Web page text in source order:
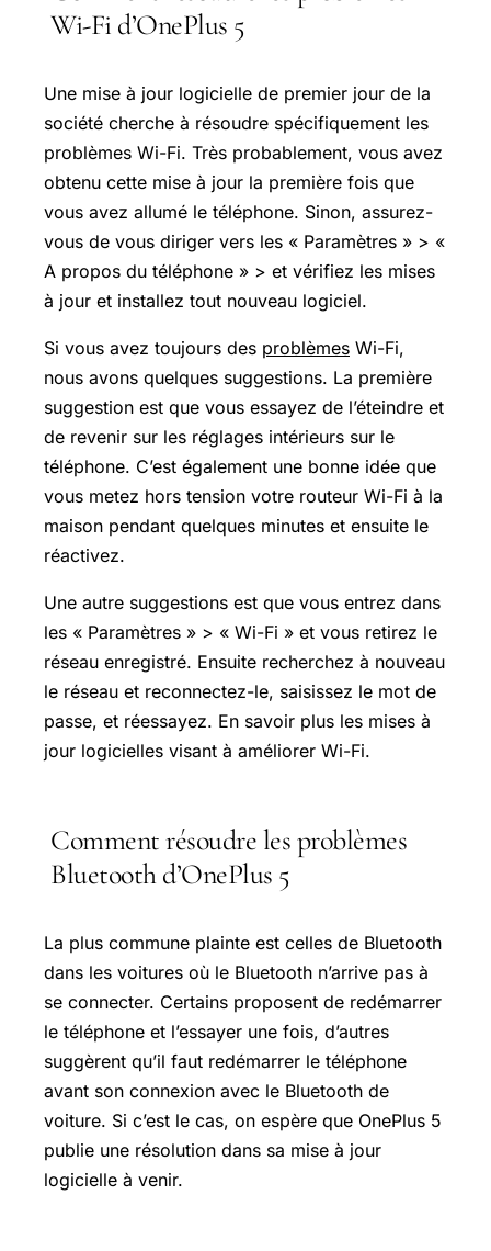
Wi-Fi d’OnePlus 5
Une mise à jour logicielle de premier jour de la
société cherche à résoudre spécifiquement les
problèmes Wi-Fi. Très probablement, vous avez
obtenu cette mise à jour la première fois que
vous avez allumé le téléphone. Sinon, assurez-
vous de vous diriger vers les « Paramètres » > «
A propos du téléphone » > et vérifiez les mises
à jour et installez tout nouveau logiciel.
Si vous avez toujours des problèmes Wi-Fi,
nous avons quelques suggestions. La première
suggestion est que vous essayez de l’éteindre et
de revenir sur les réglages intérieurs sur le
téléphone. C’est également une bonne idée que
vous metez hors tension votre routeur Wi-Fi à la
maison pendant quelques minutes et ensuite le
réactivez.
Une autre suggestions est que vous entrez dans
les « Paramètres » > « Wi-Fi » et vous retirez le
réseau enregistré. Ensuite recherchez à nouveau
le réseau et reconnectez-le, saisissez le mot de
passe, et réessayez. En savoir plus les mises à
jour logicielles visant à améliorer Wi-Fi.
Comment résoudre les problèmes
Bluetooth d’OnePlus 5
La plus commune plainte est celles de Bluetooth
dans les voitures où le Bluetooth n’arrive pas à
se connecter. Certains proposent de redémarrer
le téléphone et l’essayer une fois, d’autres
suggèrent qu’il faut redémarrer le téléphone
avant son connexion avec le Bluetooth de
voiture. Si c’est le cas, on espère que OnePlus 5
publie une résolution dans sa mise à jour
logicielle à venir.